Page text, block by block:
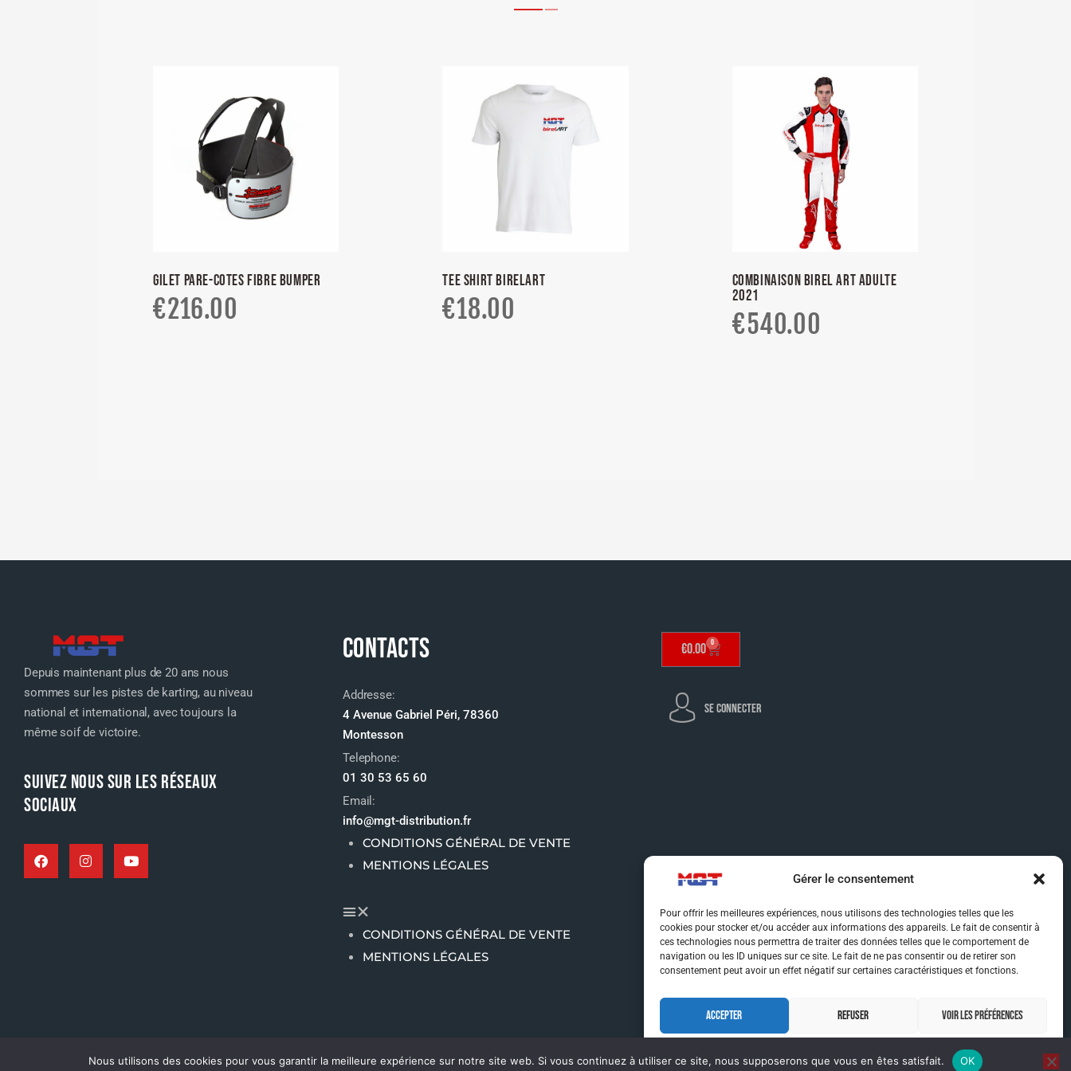
Gérer le consentement
Pour offrir les meilleures expériences, nous utilisons des technologies telles que les
cookies pour stocker et/ou accéder aux informations des appareils. Le fait de consentir à
ces technologies nous permettra de traiter des données telles que le comportement de
navigation ou les ID uniques sur ce site. Le fait de ne pas consentir ou de retirer son
consentement peut avoir un effet négatif sur certaines caractéristiques et fonctions.
ACCEPTER REFUSER VOIR LES PRÉFÉRENCES
MENTIONS LÉGALES
GILET PARE-COTES FIBRE BUMPER
€216.00
TEE SHIRT BIRELART
€18.00
COMBINAISON BIREL ART ADULTE
2021
€540.00
Depuis maintenant plus de 20 ans nous
sommes sur les pistes de karting, au niveau
national et international, avec toujours la
même soif de victoire.
SUIVEZ NOUS SUR LES RÉSEAUX
SOCIAUX
CONTACTS
Addresse:
4 Avenue Gabriel Péri, 78360
Montesson
Telephone:
01 30 53 65 60
Email:
info@mgt-distribution.fr
CONDITIONS GÉNÉRAL DE VENTE
MENTIONS LÉGALES
CONDITIONS GÉNÉRAL DE VENTE
MENTIONS LÉGALES
€0.00 0
SE CONNECTER
Nous utilisons des cookies pour vous garantir la meilleure expérience sur notre site web. Si vous continuez à utiliser ce site, nous supposerons que vous en êtes satisfait. OK